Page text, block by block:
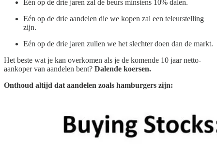
Eén op de drie jaren zal de beurs minstens 10% dalen.
Eén op de drie aandelen die we kopen zal een teleurstelling
zijn.
Eén op de drie jaren zullen we het slechter doen dan de markt.
Het beste wat je kan overkomen als je de komende 10 jaar netto-
aankoper van aandelen bent? Dalende koersen.
Onthoud altijd dat aandelen zoals hamburgers zijn: